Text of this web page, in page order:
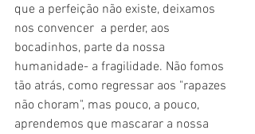
que a perfeição não existe, deixamos
nos convencer  a perder, aos
bocadinhos, parte da nossa
humanidade- a fragilidade. Não fomos
tão atrás, como regressar aos "rapazes
não choram", mas pouco, a pouco,
aprendemos que mascarar a nossa